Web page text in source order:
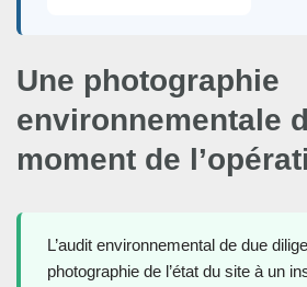
Une photographie
environnementale
moment de
L’audit environnemental de due
photographie de l’état du site à un